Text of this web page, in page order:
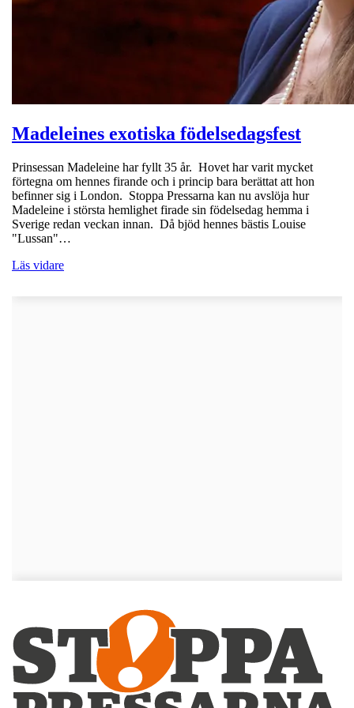
Madeleines exotiska födelsedagsfest
Prinsessan Madeleine har fyllt 35 år. Hovet har varit mycket
förtegna om hennes firande och i princip bara berättat att hon
befinner sig i London. Stoppa Pressarna kan nu avslöja hur
Madeleine i största hemlighet firade sin födelsedag hemma i
Sverige redan veckan innan. Då bjöd hennes bästis Louise
"Lussan"…
Läs vidare